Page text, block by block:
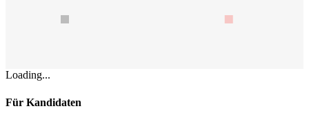
Loading...
Für Kandidaten